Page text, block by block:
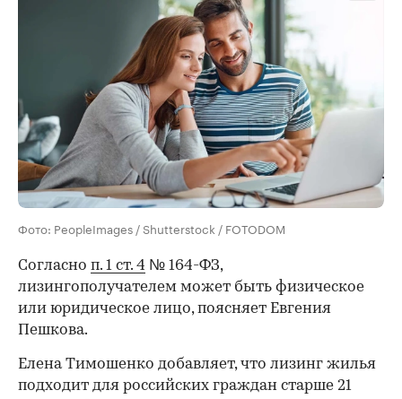
Фото: PeopleImages / Shutterstock / FOTODOM
Согласно п. 1 ст. 4 № 164-ФЗ,
лизингополучателем может быть физическое
или юридическое лицо, поясняет Евгения
Пешкова.
Елена Тимошенко добавляет, что лизинг жилья
подходит для российских граждан старше 21